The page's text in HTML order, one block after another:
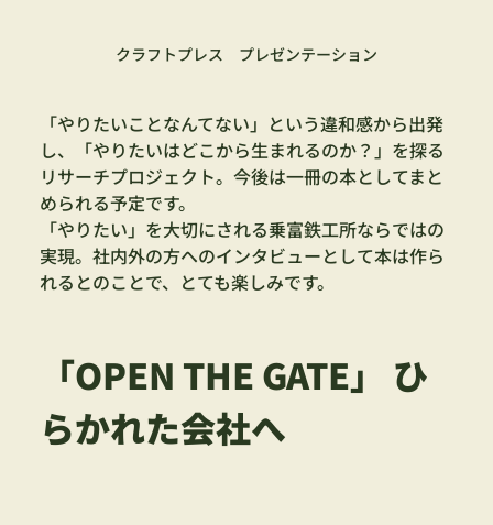
クラフトプレス　プレゼンテーション
「やりたいことなんてない」という違和感から出発
し、「やりたいはどこから生まれるのか？」を探る
リサーチプロジェクト。今後は一冊の本としてまと
められる予定です。
「やりたい」を大切にされる乗富鉄工所ならではの
実現。社内外の方へのインタビューとして本は作ら
れるとのことで、とても楽しみです。
「OPEN THE GATE」 ひ
らかれた会社へ